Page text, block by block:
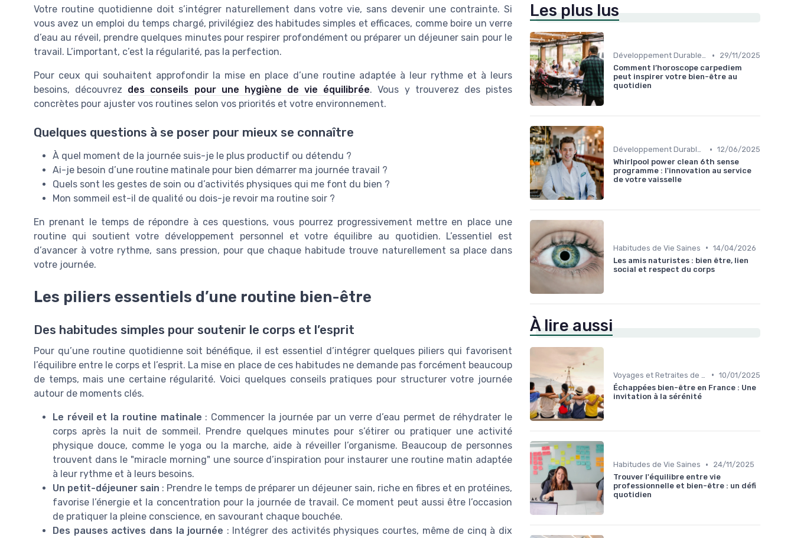
Votre routine quotidienne doit s’intégrer naturellement dans votre vie, sans devenir une contrainte. Si
vous avez un emploi du temps chargé, privilégiez des habitudes simples et efficaces, comme boire un verre
d’eau au réveil, prendre quelques minutes pour respirer profondément ou préparer un déjeuner sain pour le
travail. L’important, c’est la régularité, pas la perfection.
Pour ceux qui souhaitent approfondir la mise en place d’une routine adaptée à leur rythme et à leurs
besoins, découvrez des conseils pour une hygiène de vie équilibrée. Vous y trouverez des pistes
concrètes pour ajuster vos routines selon vos priorités et votre environnement.
Quelques questions à se poser pour mieux se connaître
À quel moment de la journée suis-je le plus productif ou détendu ?
Ai-je besoin d’une routine matinale pour bien démarrer ma journée travail ?
Quels sont les gestes de soin ou d’activités physiques qui me font du bien ?
Mon sommeil est-il de qualité ou dois-je revoir ma routine soir ?
En prenant le temps de répondre à ces questions, vous pourrez progressivement mettre en place une
routine qui soutient votre développement personnel et votre équilibre au quotidien. L’essentiel est
d’avancer à votre rythme, sans pression, pour que chaque habitude trouve naturellement sa place dans
votre journée.
Les piliers essentiels d’une routine bien-être
Des habitudes simples pour soutenir le corps et l’esprit
Pour qu’une routine quotidienne soit bénéfique, il est essentiel d’intégrer quelques piliers qui favorisent
l’équilibre entre le corps et l’esprit. La mise en place de ces habitudes ne demande pas forcément beaucoup
de temps, mais une certaine régularité. Voici quelques conseils pratiques pour structurer votre journée
autour de moments clés.
Le réveil et la routine matinale : Commencer la journée par un verre d’eau permet de réhydrater le
corps après la nuit de sommeil. Prendre quelques minutes pour s’étirer ou pratiquer une activité
physique douce, comme le yoga ou la marche, aide à réveiller l’organisme. Beaucoup de personnes
trouvent dans le "miracle morning" une source d’inspiration pour instaurer une routine matin adaptée
à leur rythme et à leurs besoins.
Un petit-déjeuner sain : Prendre le temps de préparer un déjeuner sain, riche en fibres et en protéines,
favorise l’énergie et la concentration pour la journée de travail. Ce moment peut aussi être l’occasion
de pratiquer la pleine conscience, en savourant chaque bouchée.
Des pauses actives dans la journée : Intégrer des activités physiques courtes, même de cinq à dix
Les plus lus
Développement Durable et Bien-être •
29/11/2025
Comment l’horoscope carpediem
peut inspirer votre bien-être au
quotidien
Développement Durable et Bien-être • 12/06/2025
Whirlpool power clean 6th sense
programme : l'innovation au service
de votre vaisselle
Habitudes de Vie Saines • 14/04/2026
Les amis naturistes : bien être, lien
social et respect du corps
À lire aussi
• 10/01/2025
Échappées bien-être en France : Une
invitation à la sérénité
Habitudes de Vie Saines •
24/11/2025
Trouver l'équilibre entre vie
professionnelle et bien-être : un défi
quotidien